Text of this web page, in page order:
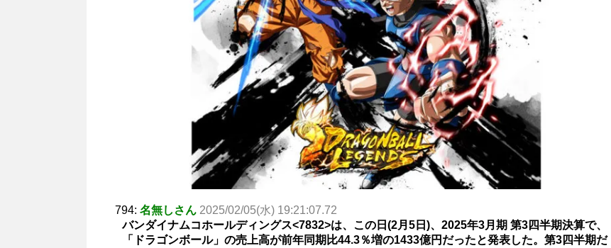
794: 名無しさん 2025/02/05(水) 19:21:07.72
バンダイナムコホールディングス<7832>は、この日(2月5日)、2025年3月期 第3四半期決算で、
「ドラゴンボール」の売上高が前年同期比44.3％増の1433億円だったと発表した。第3四半期だ